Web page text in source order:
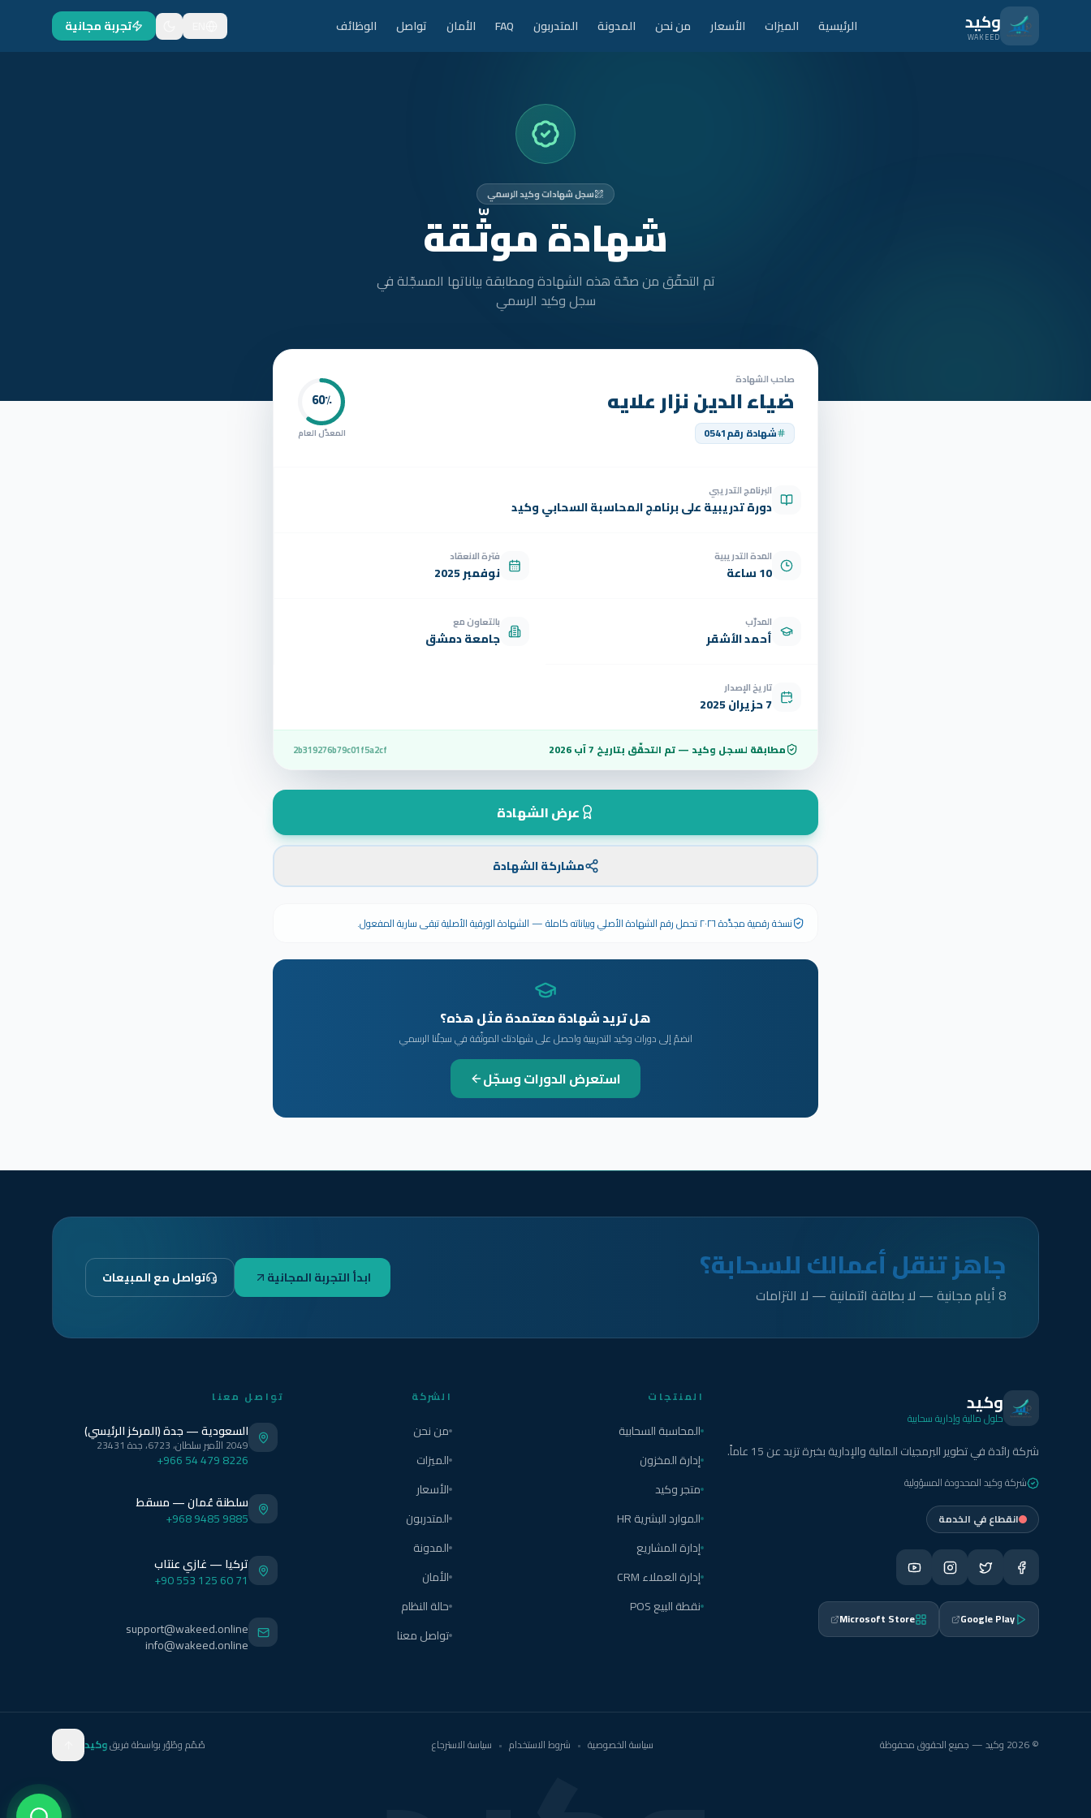
انتقل للمحتوى الرئيسيوكيد
WAKEED الرئيسية الميزات الأسعار من نحن المدونة المتدربون FAQ الأمان تواصل الوظائف تجربة مجانية
سجل شهادات وكيد الرسمي
شهادة موثّقة
تم التحقّق من صحّة هذه الشهادة ومطابقة بياناتها المسجّلة في
سجل وكيد الرسمي
صاحب الشهادة
ضياء الدين نزار علايه
شهادة رقم0541
60٪
المعدّل العام
البرنامج التدريبي
دورة تدريبية على برنامج المحاسبة السحابي وكيد
المدة التدريبية
10 ساعة
فترة الانعقاد
نوفمبر 2025
المدرّب
أحمد الأشقر
بالتعاون مع
جامعة دمشق
تاريخ الإصدار
7 حزيران 2025
مطابقة لسجل وكيد — تم التحقّق بتاريخ 7 آب 2026 2b319276b79c01f5a2cf
عرض الشهادة
مشاركة الشهادة
نسخة رقمية مجدَّدة ٢٠٢٦ تحمل رقم الشهادة الأصلي وبياناته كاملة — الشهادة الورقية الأصلية تبقى سارية المفعول.
هل تريد شهادة معتمدة مثل هذه؟
انضمّ إلى دورات وكيد التدريبية واحصل على شهادتك الموثّقة في سجلّنا الرسمي
استعرض الدورات وسجّل
جاهز تنقل أعمالك للسحابة؟
8 أيام مجانية — لا بطاقة ائتمانية — لا التزامات
ابدأ التجربة المجانية تواصل مع المبيعات
وكيد
حلول مالية وإدارية سحابية
شركة رائدة في تطوير البرمجيات المالية والإدارية بخبرة تزيد عن 15 عاماً.
شركة وكيد المحدودة المسؤولية
انقطاع في الخدمة
Google Play
Microsoft Store
المنتجات
المحاسبة السحابية
إدارة المخزون
متجر وكيد
الموارد البشرية HR
إدارة المشاريع
إدارة العملاء CRM
نقطة البيع POS
الشركة
من نحن
الميزات
الأسعار
المتدربون
المدونة
الأمان
حالة النظام
تواصل معنا
تواصل معنا
السعودية — جدة (المركز الرئيسي)
2049 الأمير سلطان، 6723، جدة 23431
+966 54 479 8226
سلطنة عُمان — مسقط
+968 9485 9885
تركيا — غازي عنتاب
+90 553 125 60 71
support@wakeed.online
info@wakeed.online
© 2026 وكيد — جميع الحقوق محفوظة سياسة الخصوصية • شروط الاستخدام • سياسة الاسترجاع صُمّم وطُوّر بواسطة فريقوكيد